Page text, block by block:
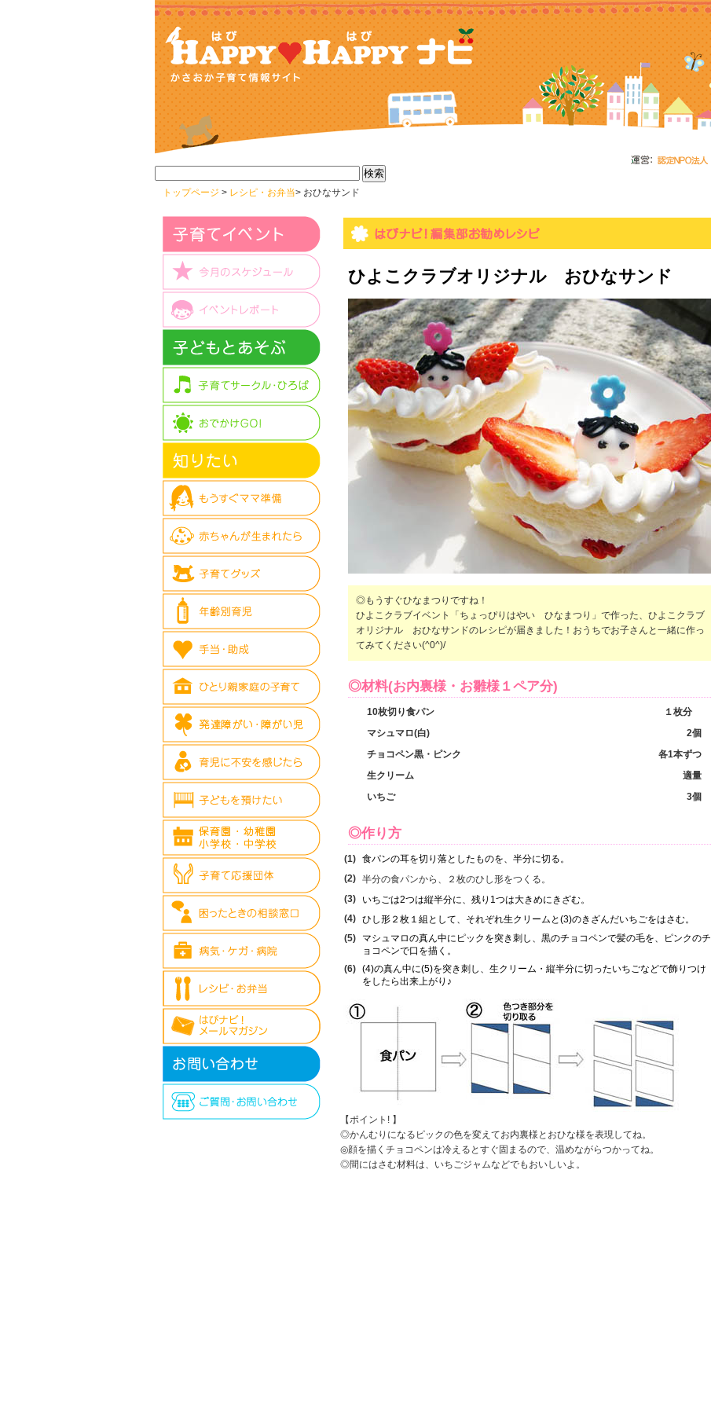
トップページ > レシピ・お弁当> おひなサンド
ひよこクラブオリジナル おひなサンド
◎もうすぐひなまつりですね！
ひよこクラブイベント「ちょっぴりはやい ひなまつり」で作った、ひよこクラブ
オリジナル おひなサンドのレシピが届きました！おうちでお子さんと一緒に作っ
てみてください(^0^)/
◎材料(お内裏様・お雛様１ペア分)
10枚切り食パン
１枚分
マシュマロ(白)
2個
チョコペン黒・ピンク
各1本ずつ
生クリーム
適量
いちご
3個
◎作り方
(1) 食パンの耳を切り落としたものを、半分に切る。
(2) 半分の食パンから、２枚のひし形をつくる。
(3)
いちごは2つは縦半分に、残り1つは大きめにきざむ。
(4) ひし形２枚１組として、それぞれ生クリームと(3)のきざんだいちごをはさむ。
(5)
マシュマロの真ん中にピックを突き刺し、黒のチョコペンで髪の毛を、ピンクのチ
ョコペンで口を描く。
(6) (4)の真ん中に(5)を突き刺し、生クリーム・縦半分に切ったいちごなどで飾りつけ
をしたら出来上がり♪
【ポイント! 】
◎かんむりになるピックの色を変えてお内裏様とおひな様を表現してね。
◎顔を描くチョコペンは冷えるとすぐ固まるので、温めながらつかってね。
◎間にはさむ材料は、いちごジャムなどでもおいしいよ。